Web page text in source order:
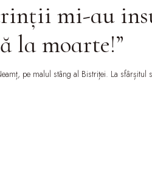
mi-au
la moarte!”
pe malul stâng al Bistriței. La